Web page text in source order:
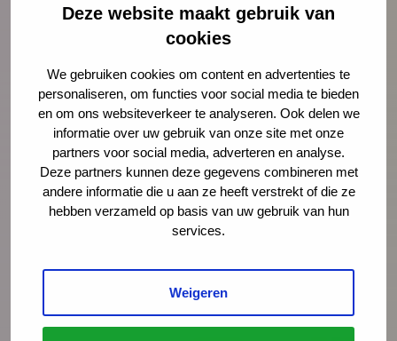
Deze website maakt gebruik van
cookies
We gebruiken cookies om content en advertenties te
personaliseren, om functies voor social media te bieden
en om ons websiteverkeer te analyseren. Ook delen we
informatie over uw gebruik van onze site met onze
partners voor social media, adverteren en analyse.
Deze partners kunnen deze gegevens combineren met
andere informatie die u aan ze heeft verstrekt of die ze
hebben verzameld op basis van uw gebruik van hun
services.
Weigeren
Nieuws 4 augustus 2026
ouders loopt alleen maar op
Juist op het moment dat ouders snakken
naar rust, staan ze er alleen voor. Schiet
hen te hulp, noteert Igor Ivakic, directeur-
bestuurder van het Nederlands Centrum
Jeugdgezondheid.
Lees meer